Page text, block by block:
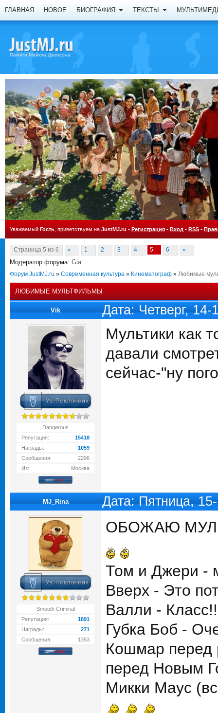
ГЛАВНАЯ НОВОЕ БИОГРАФИЯ ТЕКСТЫ
Памяти Майкла Джексона
Уважаемый Гость , приветствуем на JustMJ.ru • Регистрация • Вход • RSS •
Страница 5 из 6 « 1 2 3 4 5 6 »
Модератор форума: Gia
Форум JustMJ.ru » Современная культура » Кинематограф » Любимые
ЛЮБИМЫЕ МУЛЬТФИЛЬМЫ
Vik Дата: Четверг,
Dangerous
Репутация:
15418
Награды:
1059
Сообщения:
2296
Из:
Москва
Мультики как
давали
сейчас-"ну
MJ_Rina Дата: Пятница,
Smooth Criminal
Репутация:
1891
Награды:
271
Сообщения:
1353
ОБОЖАЮ
Том и Джери -
Вверх - Это
Валли -
Губка Боб -
Кошмар перед
перед Новым
Микки Маус